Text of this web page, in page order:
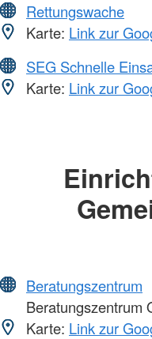
Rettungswache
Karte: Link zur
SEG Schnelle
Karte: Link zur
Beratungszentrum
Beratungszentrum
Karte: Link zur